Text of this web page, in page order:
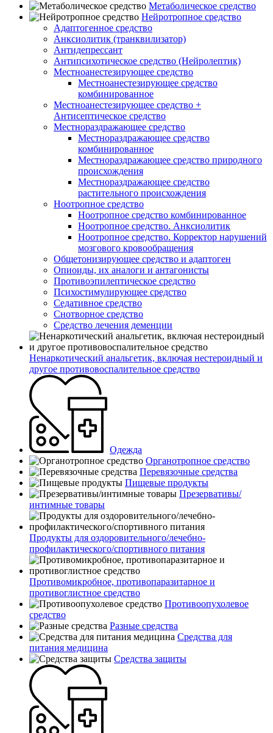
Метаболическое средство
Нейротропное средство
Адаптогенное средство
Анксиолитик (транквилизатор)
Антидепрессант
Антипсихотическое средство (Нейролептик)
Местноанестезирующее средство
Местноанестезирующее средство
комбинированное
Местноанестезирующее средство +
Антисептическое средство
Местнораздражающее средство
Местнораздражающее средство
комбинированное
Местнораздражающее средство природного
происхождения
Местнораздражающее средство
растительного происхождения
Ноотропное средство
Ноотропное средство комбинированное
Ноотропное средство. Анксиолитик
Ноотропное средство. Корректор нарушений
мозгового кровообращения
Общетонизирующее средство и адаптоген
Опиоиды, их аналоги и антагонисты
Противоэпилептическое средство
Психостимулирующее средство
Седативное средство
Снотворное средство
Средство лечения деменции
Ненаркотический анальгетик, включая нестероидный и
другое противовоспалительное средство
Одежда
Органотропное средство
Перевязочные средства
Пищевые продукты
Презервативы/
интимные товары
Продукты для оздоровительного/лечебно-
профилактического/спортивного питания
Противомикробное, противопаразитарное и
противоглистное средство
Противоопухолевое
средство
Разные средства
Средства для
питания медицина
Средства защиты